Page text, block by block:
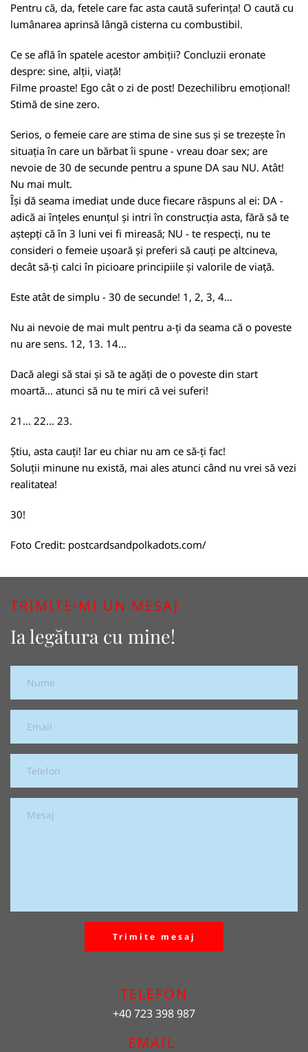
Pentru că, da, fetele care fac asta caută suferința! O caută cu
lumânarea aprinsă lângă cisterna cu combustibil.
Ce se află în spatele acestor ambiții? Concluzii eronate
despre: sine, alții, viață!
Filme proaste! Ego cât o zi de post! Dezechilibru emoțional!
Stimă de sine zero.
Serios, o femeie care are stima de sine sus și se trezește în
situația în care un bărbat îi spune - vreau doar sex; are
nevoie de 30 de secunde pentru a spune DA sau NU. Atât!
Nu mai mult.
Își dă seama imediat unde duce fiecare răspuns al ei: DA -
adică ai înțeles enunțul și intri în construcția asta, fără să te
aștepți că în 3 luni vei fi mireasă; NU - te respecți, nu te
consideri o femeie ușoară și preferi să cauți pe altcineva,
decât să-ți calci în picioare principiile și valorile de viață.
Este atât de simplu - 30 de secunde! 1, 2, 3, 4...
Nu ai nevoie de mai mult pentru a-ți da seama că o poveste
nu are sens. 12, 13. 14...
Dacă alegi să stai și să te agăți de o poveste din start
moartă... atunci să nu te miri că vei suferi!
21... 22... 23.
Știu, asta cauți! Iar eu chiar nu am ce să-ți fac!
Soluții minune nu există, mai ales atunci când nu vrei să vezi
realitatea!
30!
Foto Credit: postcardsandpolkadots.com/
TRIMITE-MI UN MESAJ
Ia legătura cu mine!
Trimite mesaj
TELEFON
+40 723 398 987
EMAIL